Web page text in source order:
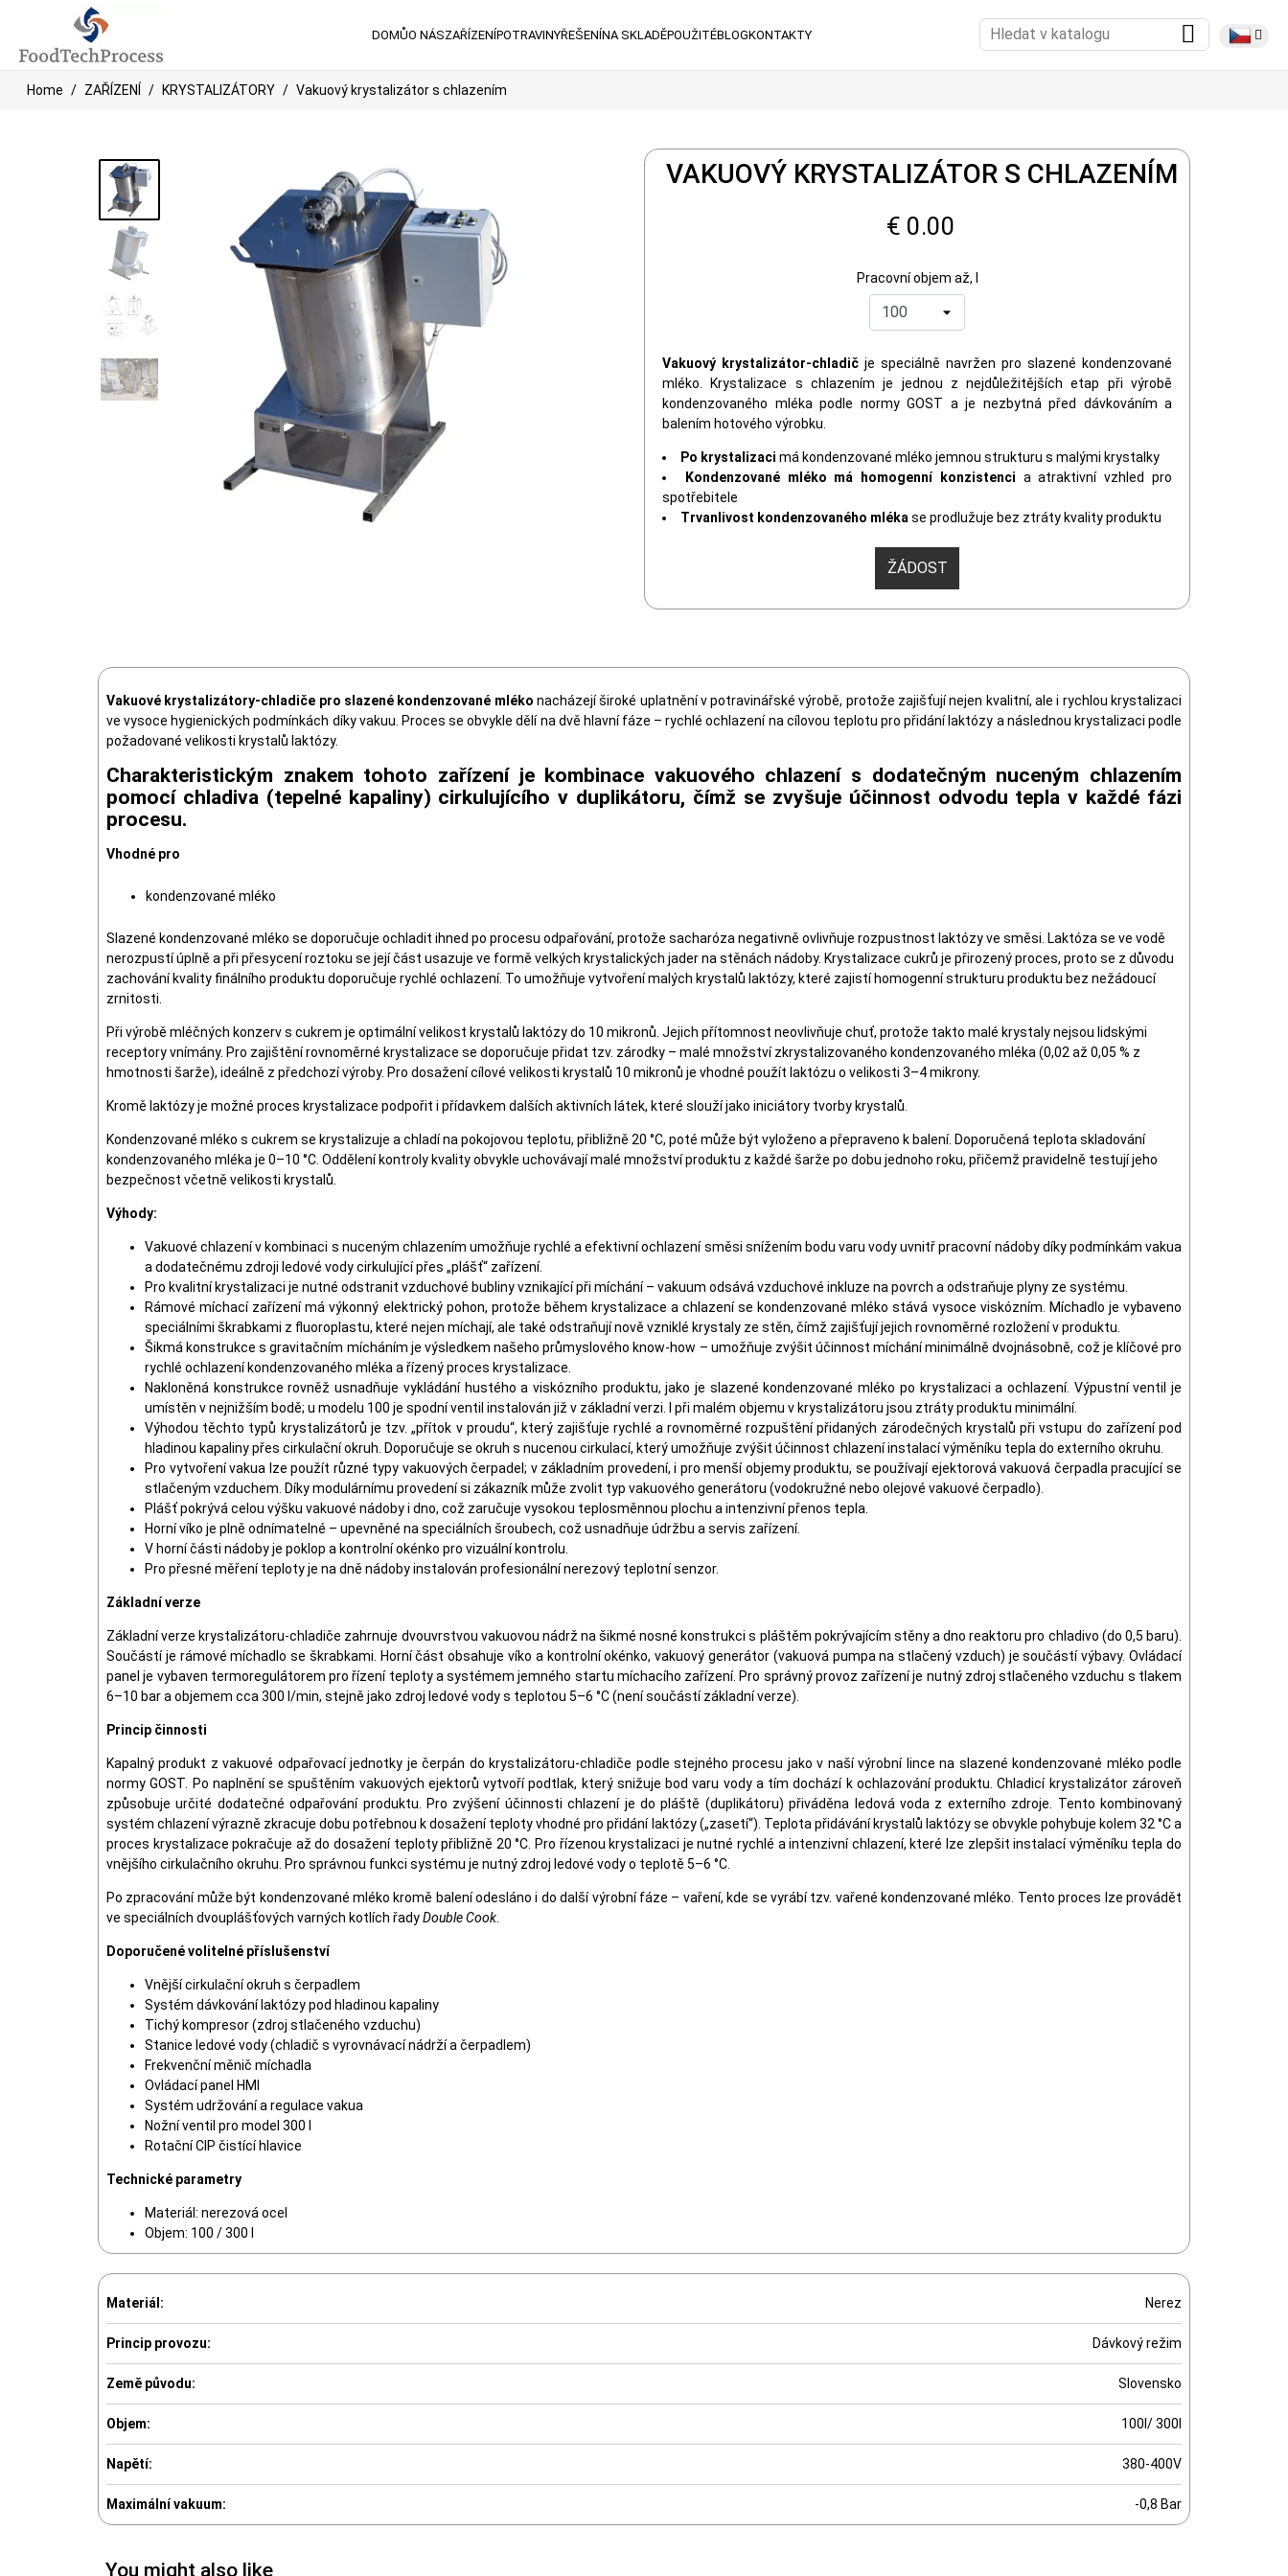
DOMŮO NÁSZAŘÍZENÍPOTRAVINYŘEŠENÍNA SKLADĚPOUŽITÉBLOGKONTAKTY
Home ZAŘÍZENÍ KRYSTALIZÁTORY Vakuový krystalizátor s chlazením
VAKUOVÝ KRYSTALIZÁTOR S CHLAZENÍM
€ 0.00
Pracovní objem až, l
Vakuový krystalizátor-chladič je speciálně navržen pro slazené kondenzované
mléko. Krystalizace s chlazením je jednou z nejdůležitějších etap při výrobě
kondenzovaného mléka podle normy GOST a je nezbytná před dávkováním a
balením hotového výrobku.
Po krystalizaci má kondenzované mléko jemnou strukturu s malými krystalky
Kondenzované mléko má homogenní konzistenci a atraktivní vzhled pro
spotřebitele
Trvanlivost kondenzovaného mléka se prodlužuje bez ztráty kvality produktu
ŽÁDOST
Vakuové krystalizátory-chladiče pro slazené kondenzované mléko nacházejí široké uplatnění v potravinářské výrobě, protože zajišťují nejen kvalitní, ale i rychlou krystalizaci
ve vysoce hygienických podmínkách díky vakuu. Proces se obvykle dělí na dvě hlavní fáze – rychlé ochlazení na cílovou teplotu pro přidání laktózy a následnou krystalizaci podle
požadované velikosti krystalů laktózy.
Charakteristickým znakem tohoto zařízení je kombinace vakuového chlazení s dodatečným nuceným chlazením
pomocí chladiva (tepelné kapaliny) cirkulujícího v duplikátoru, čímž se zvyšuje účinnost odvodu tepla v každé fázi
procesu.
Vhodné pro
kondenzované mléko
Slazené kondenzované mléko se doporučuje ochladit ihned po procesu odpařování, protože sacharóza negativně ovlivňuje rozpustnost laktózy ve směsi. Laktóza se ve vodě
nerozpustí úplně a při přesycení roztoku se její část usazuje ve formě velkých krystalických jader na stěnách nádoby. Krystalizace cukrů je přirozený proces, proto se z důvodu
zachování kvality finálního produktu doporučuje rychlé ochlazení. To umožňuje vytvoření malých krystalů laktózy, které zajistí homogenní strukturu produktu bez nežádoucí
zrnitosti.
Při výrobě mléčných konzerv s cukrem je optimální velikost krystalů laktózy do 10 mikronů. Jejich přítomnost neovlivňuje chuť, protože takto malé krystaly nejsou lidskými
receptory vnímány. Pro zajištění rovnoměrné krystalizace se doporučuje přidat tzv. zárodky – malé množství zkrystalizovaného kondenzovaného mléka (0,02 až 0,05 % z
hmotnosti šarže), ideálně z předchozí výroby. Pro dosažení cílové velikosti krystalů 10 mikronů je vhodné použít laktózu o velikosti 3–4 mikrony.
Kromě laktózy je možné proces krystalizace podpořit i přídavkem dalších aktivních látek, které slouží jako iniciátory tvorby krystalů.
Kondenzované mléko s cukrem se krystalizuje a chladí na pokojovou teplotu, přibližně 20 °C, poté může být vyloženo a přepraveno k balení. Doporučená teplota skladování
kondenzovaného mléka je 0–10 °C. Oddělení kontroly kvality obvykle uchovávají malé množství produktu z každé šarže po dobu jednoho roku, přičemž pravidelně testují jeho
bezpečnost včetně velikosti krystalů.
Výhody:
Vakuové chlazení v kombinaci s nuceným chlazením umožňuje rychlé a efektivní ochlazení směsi snížením bodu varu vody uvnitř pracovní nádoby díky podmínkám vakua
a dodatečnému zdroji ledové vody cirkulující přes „plášť“ zařízení.
Pro kvalitní krystalizaci je nutné odstranit vzduchové bubliny vznikající při míchání – vakuum odsává vzduchové inkluze na povrch a odstraňuje plyny ze systému.
Rámové míchací zařízení má výkonný elektrický pohon, protože během krystalizace a chlazení se kondenzované mléko stává vysoce viskózním. Míchadlo je vybaveno
speciálními škrabkami z fluoroplastu, které nejen míchají, ale také odstraňují nově vzniklé krystaly ze stěn, čímž zajišťují jejich rovnoměrné rozložení v produktu.
Šikmá konstrukce s gravitačním mícháním je výsledkem našeho průmyslového know-how – umožňuje zvýšit účinnost míchání minimálně dvojnásobně, což je klíčové pro
rychlé ochlazení kondenzovaného mléka a řízený proces krystalizace.
Nakloněná konstrukce rovněž usnadňuje vykládání hustého a viskózního produktu, jako je slazené kondenzované mléko po krystalizaci a ochlazení. Výpustní ventil je
umístěn v nejnižším bodě; u modelu 100 je spodní ventil instalován již v základní verzi. I při malém objemu v krystalizátoru jsou ztráty produktu minimální.
Výhodou těchto typů krystalizátorů je tzv. „přítok v proudu“, který zajišťuje rychlé a rovnoměrné rozpuštění přidaných zárodečných krystalů při vstupu do zařízení pod
hladinou kapaliny přes cirkulační okruh. Doporučuje se okruh s nucenou cirkulací, který umožňuje zvýšit účinnost chlazení instalací výměníku tepla do externího okruhu.
Pro vytvoření vakua lze použít různé typy vakuových čerpadel; v základním provedení, i pro menší objemy produktu, se používají ejektorová vakuová čerpadla pracující se
stlačeným vzduchem. Díky modulárnímu provedení si zákazník může zvolit typ vakuového generátoru (vodokružné nebo olejové vakuové čerpadlo).
Plášť pokrývá celou výšku vakuové nádoby i dno, což zaručuje vysokou teplosměnnou plochu a intenzivní přenos tepla.
Horní víko je plně odnímatelné – upevněné na speciálních šroubech, což usnadňuje údržbu a servis zařízení.
V horní části nádoby je poklop a kontrolní okénko pro vizuální kontrolu.
Pro přesné měření teploty je na dně nádoby instalován profesionální nerezový teplotní senzor.
Základní verze
Základní verze krystalizátoru-chladiče zahrnuje dvouvrstvou vakuovou nádrž na šikmé nosné konstrukci s pláštěm pokrývajícím stěny a dno reaktoru pro chladivo (do 0,5 baru).
Součástí je rámové míchadlo se škrabkami. Horní část obsahuje víko a kontrolní okénko, vakuový generátor (vakuová pumpa na stlačený vzduch) je součástí výbavy. Ovládací
panel je vybaven termoregulátorem pro řízení teploty a systémem jemného startu míchacího zařízení. Pro správný provoz zařízení je nutný zdroj stlačeného vzduchu s tlakem
6–10 bar a objemem cca 300 l/min, stejně jako zdroj ledové vody s teplotou 5–6 °C (není součástí základní verze).
Princip činnosti
Kapalný produkt z vakuové odpařovací jednotky je čerpán do krystalizátoru-chladiče podle stejného procesu jako v naší výrobní lince na slazené kondenzované mléko podle
normy GOST. Po naplnění se spuštěním vakuových ejektorů vytvoří podtlak, který snižuje bod varu vody a tím dochází k ochlazování produktu. Chladicí krystalizátor zároveň
způsobuje určité dodatečné odpařování produktu. Pro zvýšení účinnosti chlazení je do pláště (duplikátoru) přiváděna ledová voda z externího zdroje. Tento kombinovaný
systém chlazení výrazně zkracuje dobu potřebnou k dosažení teploty vhodné pro přidání laktózy („zasetí“). Teplota přidávání krystalů laktózy se obvykle pohybuje kolem 32 °C a
proces krystalizace pokračuje až do dosažení teploty přibližně 20 °C. Pro řízenou krystalizaci je nutné rychlé a intenzivní chlazení, které lze zlepšit instalací výměníku tepla do
vnějšího cirkulačního okruhu. Pro správnou funkci systému je nutný zdroj ledové vody o teplotě 5–6 °C.
Po zpracování může být kondenzované mléko kromě balení odesláno i do další výrobní fáze – vaření, kde se vyrábí tzv. vařené kondenzované mléko. Tento proces lze provádět
ve speciálních dvouplášťových varných kotlích řadyDouble Cook
Doporučené volitelné příslušenství
Vnější cirkulační okruh s čerpadlem
Systém dávkování laktózy pod hladinou kapaliny
Tichý kompresor (zdroj stlačeného vzduchu)
Stanice ledové vody (chladič s vyrovnávací nádrží a čerpadlem)
Frekvenční měnič míchadla
Ovládací panel HMI
Systém udržování a regulace vakua
Nožní ventil pro model 300 l
Rotační CIP čistící hlavice
Technické parametry
Materiál: nerezová ocel
Objem: 100 / 300 l
Materiál: Nerez
Princip provozu: Dávkový režim
Země původu: Slovensko
Objem: 100l/ 300l
Napětí: 380-400V
Maximální vakuum: -0,8 Bar
You might also like